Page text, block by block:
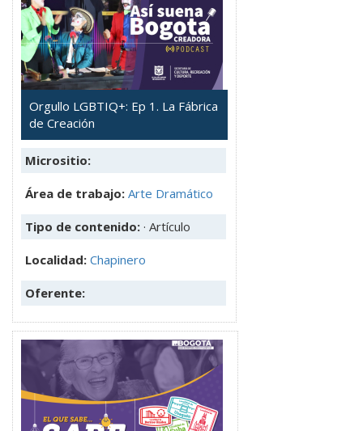
Orgullo LGBTIQ+: Ep 1. La Fábrica
de Creación
Micrositio:
Área de trabajo: Arte Dramático
Tipo de contenido: · Artículo
Localidad: Chapinero
Oferente: